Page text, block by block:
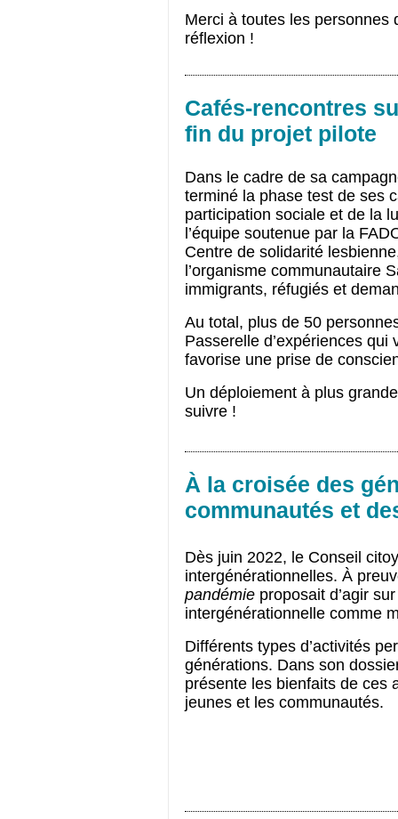
Merci à toutes les personnes
réflexion !
Cafés-rencontres
fin du projet pilote
Dans le cadre de sa
terminé la phase test de ses
participation sociale et de la
l’équipe soutenue par la
Centre de solidarité
l’organisme communautaire
immigrants, réfugiés et
Au total, plus de 50
Passerelle d’expériences
favorise une prise de
Un déploiement à plus
suivre !
À la croisée des
communautés et
Dès juin 2022, le Conseil
intergénérationnelles. À
pandémie proposait d’agir
intergénérationnelle comme
Différents types d’activités
générations. Dans son
présente les bienfaits de ces
jeunes et les communautés.